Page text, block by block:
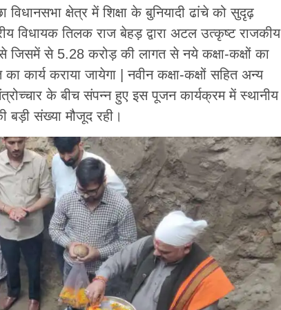
विधानसभा क्षेत्र में शिक्षा के बुनियादी ढांचे को सुदृढ़
विधायक तिलक राज बेहड़ द्वारा अटल उत्कृष्ट राजकीय
जिसमें से 5.28 करोड़ की लागत से नये कक्षा-कक्षों का
कार्य कराया जायेगा | नवीन कक्षा-कक्षों सहित अन्य
के बीच संपन्न हुए इस पूजन कार्यक्रम में स्थानीय
बड़ी संख्या मौजूद रही।